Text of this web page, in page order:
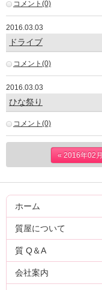
コメント(0)
2016.03.03
ドライブ
コメント(0)
2016.03.03
ひな祭り
コメント(0)
« 2016年02月
ホーム
質屋について
質 Q＆A
会社案内